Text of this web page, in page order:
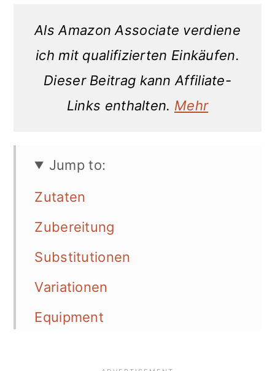
Als Amazon Associate verdiene
ich mit qualifizierten Einkäufen.
Dieser Beitrag kann Affiliate-
Links enthalten. Mehr
Jump to:
Zutaten
Zubereitung
Substitutionen
Variationen
Equipment